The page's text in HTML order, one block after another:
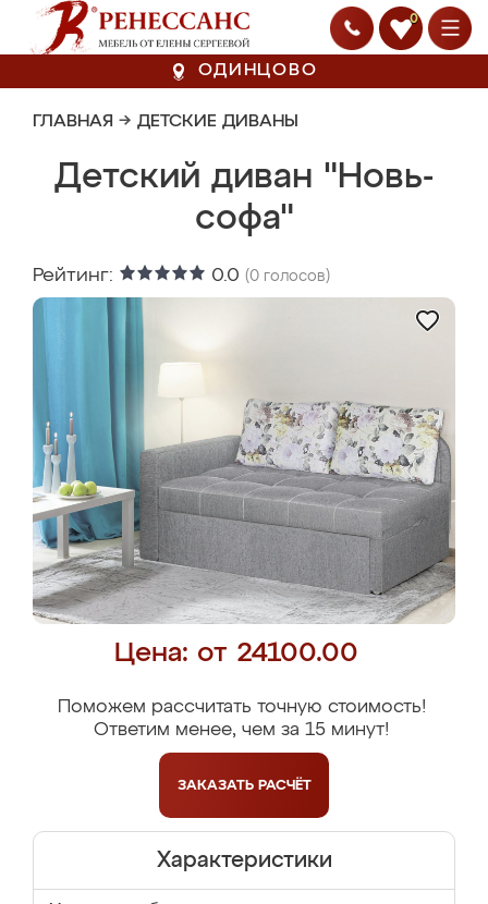
0
ОДИНЦОВО
ГЛАВНАЯ → ДЕТСКИЕ ДИВАНЫ
Детский диван "Новь-
софа"
Рейтинг: 0.0 (0 голосов)
Цена: от 24100.00
Поможем рассчитать точную стоимость!
Ответим менее, чем за 15 минут!
ЗАКАЗАТЬ РАСЧЁТ
Характеристики